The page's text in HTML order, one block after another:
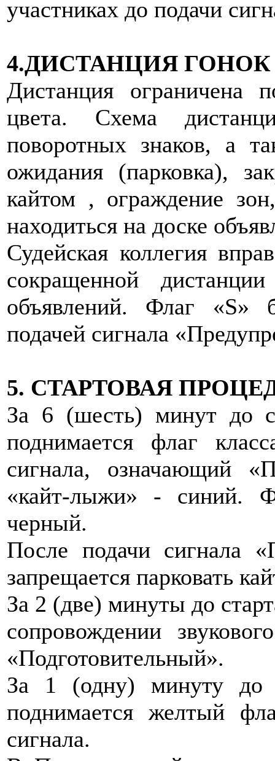
участниках до подачи
4.ДИСТАНЦИЯ ГОНОК
Дистанция ограничена
цвета. Схема
поворотных знаков, а
ожидания (парковка),
кайтом , ограждение
находиться на доске
Судейская коллегия
сокращенной
объявлений. Флаг «S»
подачей сигнала
5. СТАРТОВАЯ
За 6 (шесть) минут до
поднимается флаг
сигнала, означающий
«кайт-лыжи» - синий.
черный.
После подачи сигнала
запрещается парковать
За 2 (две) минуты до
сопровождении
«Подготовительный».
За 1 (одну) минуту до
поднимается желтый
сигнала.